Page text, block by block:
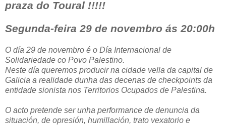
praza do Toural !!!!!
Segunda-feira 29 de novembro ás 20:00h
O día 29 de novembro é o Día Internacional de
Solidariedade co Povo Palestino.
Neste día queremos producir na cidade vella da capital de
Galicia a realidade dunha das decenas de checkpoints da
entidade sionista nos Territorios Ocupados de Palestina.
O acto pretende ser unha performance de denuncia da
situación, de opresión, humillación, trato vexatorio e